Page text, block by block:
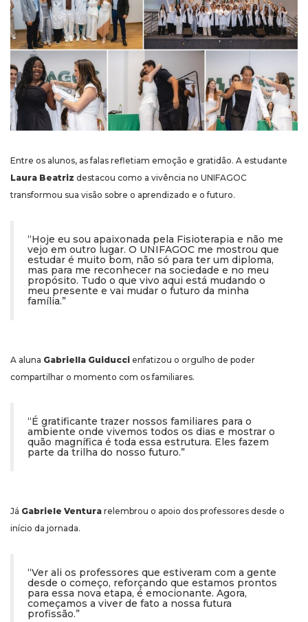
Entre os alunos, as falas refletiam emoção e gratidão. A estudante
Laura Beatriz destacou como a vivência no UNIFAGOC
transformou sua visão sobre o aprendizado e o futuro.
“Hoje eu sou apaixonada pela Fisioterapia e não me
vejo em outro lugar. O UNIFAGOC me mostrou que
estudar é muito bom, não só para ter um diploma,
mas para me reconhecer na sociedade e no meu
propósito. Tudo o que vivo aqui está mudando o
meu presente e vai mudar o futuro da minha
família.”
A aluna Gabriella Guiducci enfatizou o orgulho de poder
compartilhar o momento com os familiares.
“É gratificante trazer nossos familiares para o
ambiente onde vivemos todos os dias e mostrar o
quão magnífica é toda essa estrutura. Eles fazem
parte da trilha do nosso futuro.”
Já Gabriele Ventura relembrou o apoio dos professores desde o
início da jornada.
“Ver ali os professores que estiveram com a gente
desde o começo, reforçando que estamos prontos
para essa nova etapa, é emocionante. Agora,
começamos a viver de fato a nossa futura
profissão.”